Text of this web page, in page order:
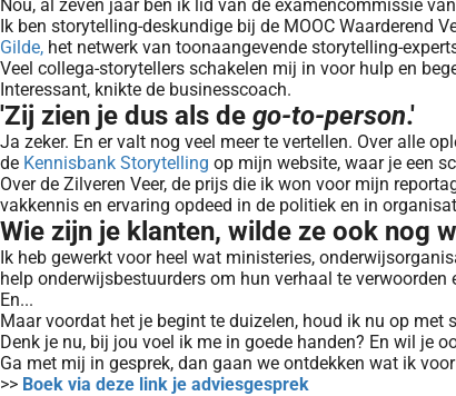
Nou, al zeven jaar ben ik lid van de examencommissie
Ik ben storytelling-deskundige bij de MOOC Waarderend
Gilde, het netwerk van toonaangevende storytelling-
Veel collega-storytellers schakelen mij in voor hulp en
Interessant, knikte de businesscoach.
'Zij zien je dus als de go-to-person.'
Ja zeker. En er valt nog veel meer te vertellen. Over alle
de Kennisbank Storytelling op mijn website, waar je een
Over de Zilveren Veer, de prijs die ik won voor mijn
vakkennis en ervaring opdeed in de politiek en in
Wie zijn je klanten, wilde ze ook nog
Ik heb gewerkt voor heel wat ministeries,
help onderwijsbestuurders om hun verhaal te
En...
Maar voordat het je begint te duizelen, houd ik nu op met
Denk je nu, bij jou voel ik me in goede handen? En wil je
Ga met mij in gesprek, dan gaan we ontdekken wat ik
>> Boek via deze link je adviesgesprek